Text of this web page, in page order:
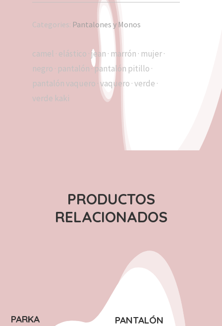
Categories: Pantalones y Monos
camel · elástico ·jean · marrón · mujer·
negro · pantalón ·pantalón pitillo ·
pantalón vaquero ·vaquero ·verde ·
verde kaki
PRODUCTOS
RELACIONADOS
PARKA
PANTALÓN